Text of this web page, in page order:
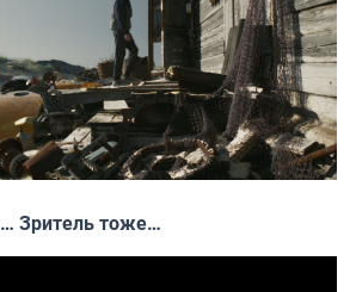
Зритель тоже…